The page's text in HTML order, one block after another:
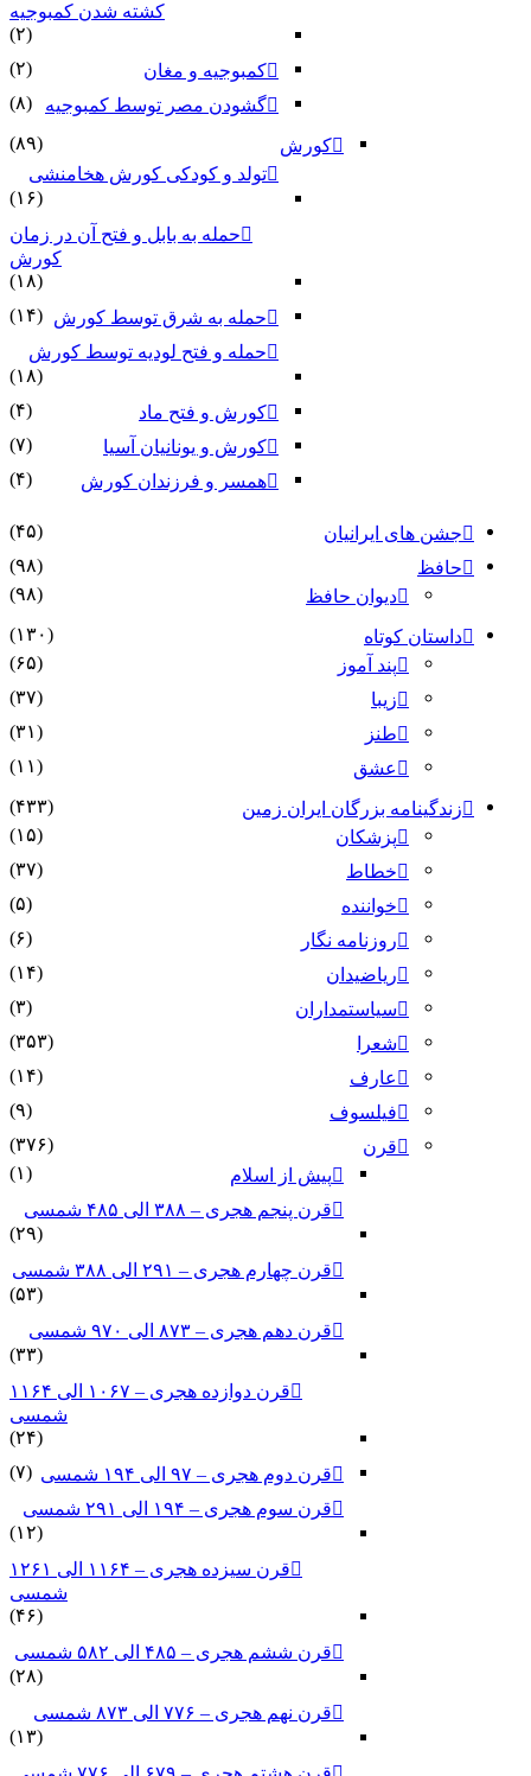
کشته شدن کمبوجیه
(۲)
کمبوجیه و مغان
(۲)
گشودن مصر توسط کمبوجیه
(۸)
کورش
(۸۹)
تولد و کودکی کورش هخامنشی
(۱۶)
حمله به بابل و فتح آن در زمان
کورش
(۱۸)
حمله به شرق توسط کورش (۱۴)
حمله و فتح لودیه توسط کورش
(۱۸)
کورش و فتح ماد
(۴)
کورش و یونانیان آسیا
(۷)
همسر و فرزندان کورش
(۴)
جشن های ایرانیان
(۴۵)
حافظ
(۹۸)
دیوان حافظ
(۹۸)
داستان کوتاه
(۱۳۰)
پند آموز
(۶۵)
زیبا
(۳۷)
طنز
(۳۱)
عشق
(۱۱)
زندگینامه بزرگان ایران زمین
(۴۳۳)
پزشکان
(۱۵)
خطاط
(۳۷)
خواننده
(۵)
روزنامه نگار
(۶)
ریاضیدان
(۱۴)
سیاستمداران
(۳)
شعرا
(۳۵۳)
عارف
(۱۴)
فیلسوف
(۹)
قرن
(۳۷۶)
پیش از اسلام
(۱)
قرن پنجم هجری – ۳۸۸ الی ۴۸۵ شمسی
(۲۹)
قرن چهارم هجری – ۲۹۱ الی ۳۸۸ شمسی
(۵۳)
قرن دهم هجری – ۸۷۳ الی ۹۷۰ شمسی
(۳۳)
قرن دوازده هجری – ۱۰۶۷ الی ۱۱۶۴
شمسی
(۲۴)
قرن دوم هجری – ۹۷ الی ۱۹۴ شمسی
(۷)
قرن سوم هجری – ۱۹۴ الی ۲۹۱ شمسی
(۱۲)
قرن سیزده هجری – ۱۱۶۴ الی ۱۲۶۱
شمسی
(۴۶)
قرن ششم هجری – ۴۸۵ الی ۵۸۲ شمسی
(۲۸)
قرن نهم هجری – ۷۷۶ الی ۸۷۳ شمسی
(۱۳)